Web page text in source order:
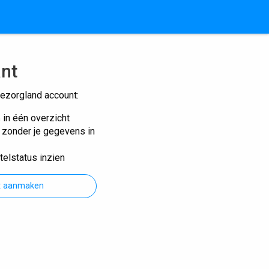
account:
één overzicht
je gegevens in
inzien